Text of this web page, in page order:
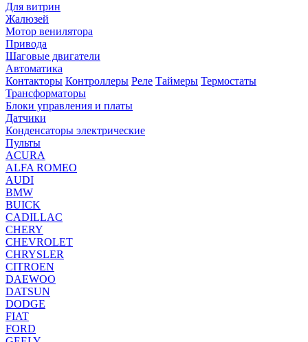
Для витрин
Жалюзей
Мотор венилятора
Привода
Шаговые двигатели
Автоматика
Контакторы Контроллеры Реле Таймеры Термостаты
Трансформаторы
Блоки управления и платы
Датчики
Конденсаторы электрические
Пульты
ACURA
ALFA ROMEO
AUDI
BMW
BUICK
CADILLAC
CHERY
CHEVROLET
CHRYSLER
CITROEN
DAEWOO
DATSUN
DODGE
FIAT
FORD